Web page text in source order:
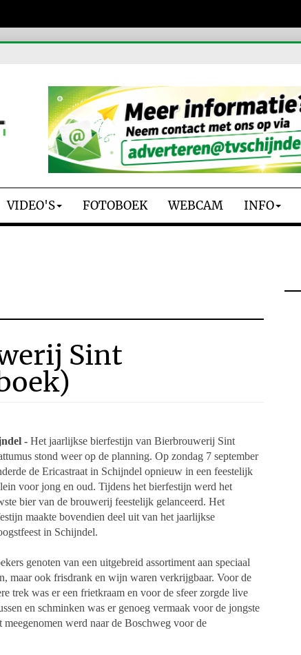
VIDEO'S FOTOBOEK WEBCAM INFO
Sint
- Het jaarlijkse bierfestijn van Bierbrouwerij Sint
stond weer op de planning. Op zondag 7 september
de Ericastraat in Schijndel opnieuw in een feestelijk
voor jong en oud. Tijdens het bierfestijn werd het
bier van de brouwerij feestelijk gelanceerd. Het
maakte bovendien deel uit van het jaarlijkse
in Schijndel.
genoten van een uitgebreid assortiment aan speciaal
maar ook frisdrank en wijn waren verkrijgbaar. Voor de
trek was er een frietkraam en voor de sfeer zorgde live
en schminken was er genoeg vermaak voor de jongste
werd naar de Boschweg voor de